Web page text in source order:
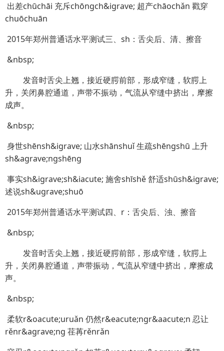
出差chūchāi 充斥chōngch&igrave; 超产chāochǎn 戳穿
chuōchuān
2015年郑州普通话水平测试三、sh：舌尖后、清、擦音
&nbsp;
发音时舌尖上翘，接近硬腭前部，形成窄缝，软腭上
升，关闭鼻腔通道，声带不振动，气流从窄缝中挤出，摩擦
成声。
&nbsp;
身世shēnsh&igrave; 山水shānshuǐ 生疏shēngshū 上升
sh&agrave;ngshēng
事实sh&igrave;sh&iacute; 施舍shīshě 舒适shūsh&igrave;
述说sh&ugrave;shuō
2015年郑州普通话水平测试四、r：舌尖后、浊、擦音
&nbsp;
发音时舌尖上翘，接近硬腭前部，形成窄缝，软腭上
升，关闭鼻腔通道，声带振动，气流从窄缝中挤出，摩擦成
声。
&nbsp;
柔软r&oacute;uruǎn 仍然r&eacute;ngr&aacute;n 忍让
rěnr&agrave;ng 荏苒rěnrǎn